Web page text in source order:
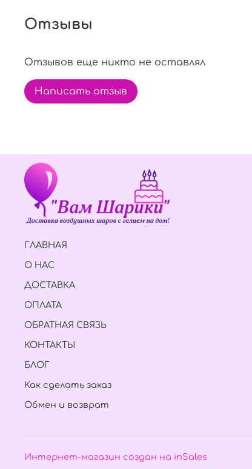
Отзывы
Отзывов еще никто не оставлял
Написать отзыв
ГЛАВНАЯ
О НАС
ДОСТАВКА
ОПЛАТА
ОБРАТНАЯ СВЯЗЬ
КОНТАКТЫ
БЛОГ
Как сделать заказ
Обмен и возврат
Интернет-магазин создан на inSales